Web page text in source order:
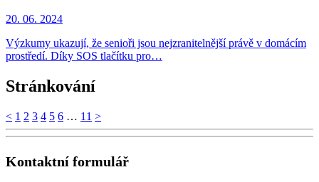
20. 06. 2024
Výzkumy ukazují, že senioři jsou nejzranitelnější právě v domácím
prostředí. Díky SOS tlačítku pro…
Stránkování
< 1 2 3 4 5 6 … 11 >
Kontaktní formulář